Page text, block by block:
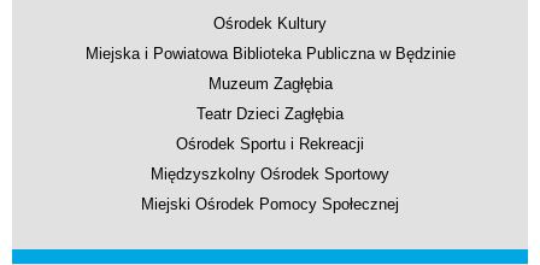
Ośrodek Kultury
Miejska i Powiatowa Biblioteka Publiczna w Będzinie
Muzeum Zagłębia
Teatr Dzieci Zagłębia
Ośrodek Sportu i Rekreacji
Międzyszkolny Ośrodek Sportowy
Miejski Ośrodek Pomocy Społecznej